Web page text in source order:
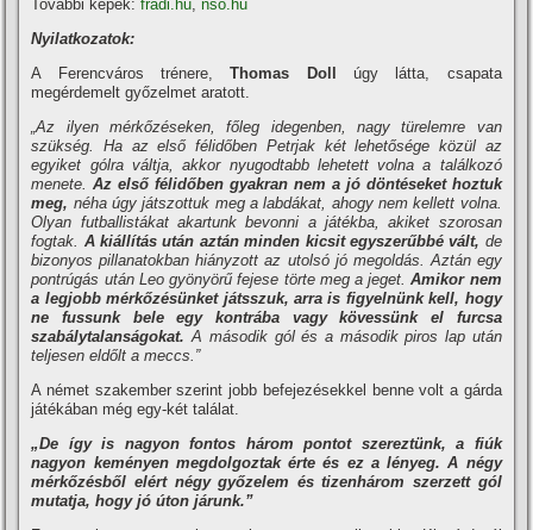
További képek:fradi.hu ,nso.hu
Nyilatkozatok:
A Ferencváros trénere,Thomas Doll úgy látta, csapata
megérdemelt győzelmet aratott.
„Az ilyen mérkőzéseken, főleg idegenben, nagy türelemre van
szükség. Ha az első félidőben Petrjak két lehetősége közül az
egyiket gólra váltja, akkor nyugodtabb lehetett volna a találkozó
menete.Az első félidőben gyakran nem a jó döntéseket hoztuk
meg, néha úgy játszottuk meg a labdákat, ahogy nem kellett volna.
Olyan futballistákat akartunk bevonni a játékba, akiket szorosan
fogtak. A kiállí­tás után aztán minden kicsit egyszerűbbé vált, de
bizonyos pillanatokban hiányzott az utolsó jó megoldás. Aztán egy
pontrúgás után Leo gyönyörű fejese törte meg a jeget.Amikor nem
a legjobb mérkőzésünket játsszuk, arra is figyelnünk kell, hogy
ne fussunk bele egy kontrába vagy kövessünk el furcsa
szabálytalanságokat.A második gól és a második piros lap után
teljesen eldőlt a meccs.”
A német szakember szerint jobb befejezésekkel benne volt a gárda
játékában még egy-két találat.
„De í­gy is nagyon fontos három pontot szereztünk, a fiúk
nagyon keményen megdolgoztak érte és ez a lényeg. A négy
mérkőzésből elért négy győzelem és tizenhárom szerzett gól
mutatja, hogy jó úton járunk.”